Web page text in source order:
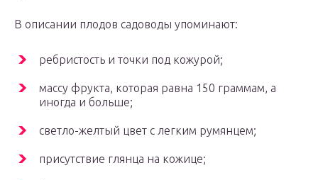
В описании плодов садоводы упоминают:
ребристость и точки под кожурой;
массу фрукта, которая равна 150 граммам, а
иногда и больше;
светло-желтый цвет с легким румянцем;
присутствие глянца на кожице;